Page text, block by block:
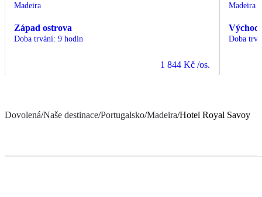
Madeira
Západ ostrova
Doba trvání: 9 hodin
1 844 Kč /os.
Madeira
Východ
Doba
Dovolená/Naše destinace/Portugalsko/Madeira/Hotel Royal Savoy